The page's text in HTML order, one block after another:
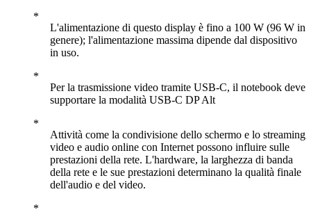
L'alimentazione di questo display è fino a 100 W (96 W in
genere); l'alimentazione massima dipende dal dispositivo
in uso.
Per la trasmissione video tramite USB-C, il notebook deve
supportare la modalità USB-C DP Alt
Attività come la condivisione dello schermo e lo streaming
video e audio online con Internet possono influire sulle
prestazioni della rete. L'hardware, la larghezza di banda
della rete e le sue prestazioni determinano la qualità finale
dell'audio e del video.